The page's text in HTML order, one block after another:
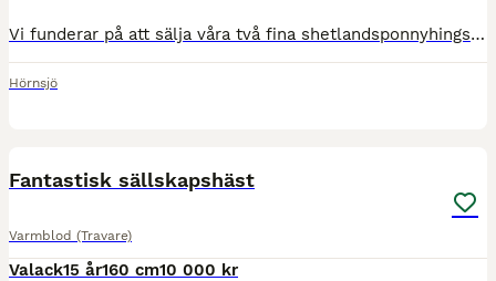
Vi funderar på att sälja våra två fina shetlandsponnyhingstar om vi hittar rätt hem. Båda ponnyerna är: • Födda 2015 • Registrerade med stamtavla • Utan känd sjukdoms- eller skadehistorik • Vana att g
Hörnsjö
Fantastisk sällskapshäst
Varmblod (Travare)
Valack15 år160 cm10 000 kr